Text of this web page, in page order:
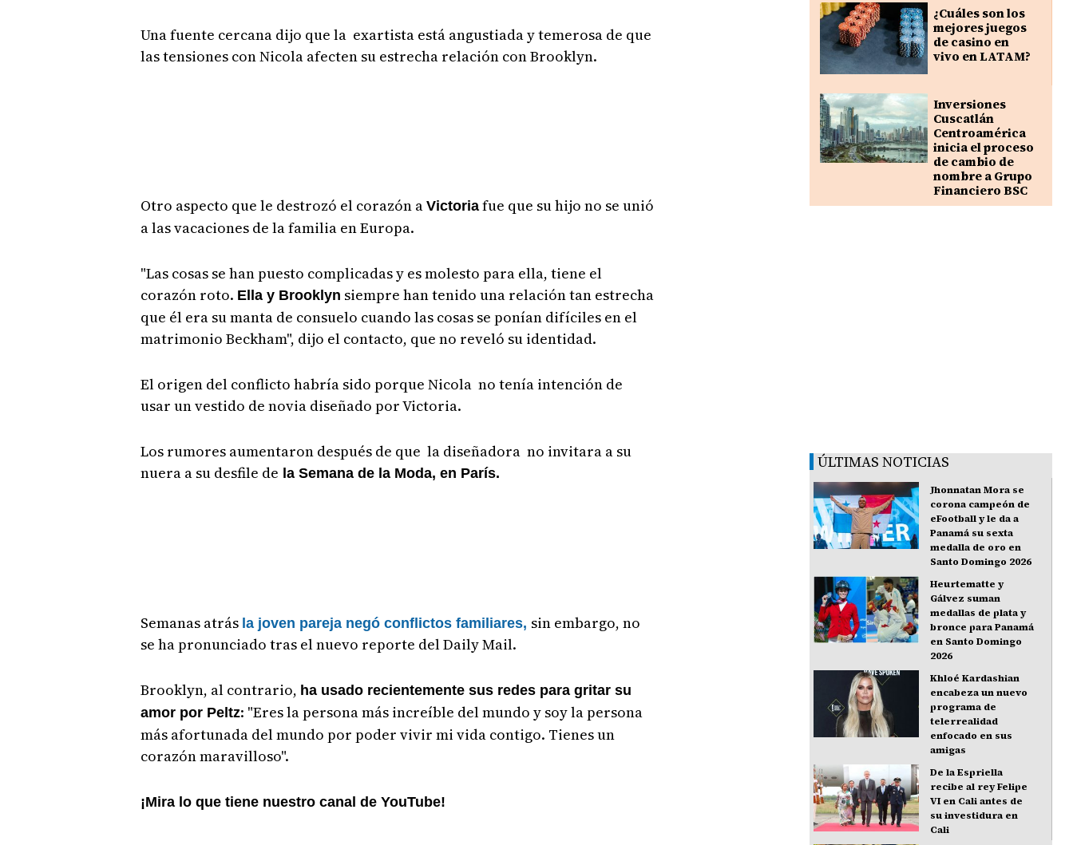
Una fuente cercana dijo que la exartista está angustiada y temerosa de que
las tensiones con Nicola afecten su estrecha relación con Brooklyn.
Otro aspecto que le destrozó el corazón a Victoriafue que su hijo no se unió
a las vacaciones de la familia en Europa.
"Las cosas se han puesto complicadas y es molesto para ella, tiene el
corazón roto. Ella y Brooklyn siempre han tenido una relación tan estrecha
que él era su manta de consuelo cuando las cosas se ponían difíciles en el
matrimonio Beckham", dijo el contacto, que no reveló su identidad.
El origen del conflicto habría sido porque Nicola no tenía intención de
usar un vestido de novia diseñado por Victoria.
Los rumores aumentaron después de que la diseñadora no invitara a su
nuera a su desfile de la Semana de la Moda, en París.
Semanas atrás la joven pareja negó conflictos familiares, sin embargo, no
se ha pronunciado tras el nuevo reporte del Daily Mail.
Brooklyn, al contrario, ha usado recientemente sus redes para gritar su
amor por Peltz: "Eres la persona más increíble del mundo y soy la persona
más afortunada del mundo por poder vivir mi vida contigo. Tienes un
corazón maravilloso".
¡Mira lo que tiene nuestro canal de YouTube!
¿Cuáles son los
mejores juegos
de casino en
vivo en LATAM?
Inversiones
Cuscatlán
Centroamérica
inicia el proceso
de cambio de
nombre a Grupo
Financiero BSC
ÚLTIMAS NOTICIAS
Jhonnatan Mora se
corona campeón de
eFootball y le da a
Panamá su sexta
medalla de oro en
Santo Domingo 2026
Heurtematte y
Gálvez suman
medallas de plata y
bronce para Panamá
en Santo Domingo
2026
Khloé Kardashian
encabeza un nuevo
programa de
telerrealidad
enfocado en sus
amigas
De la Espriella
recibe al rey Felipe
VI en Cali antes de
su investidura en
Cali